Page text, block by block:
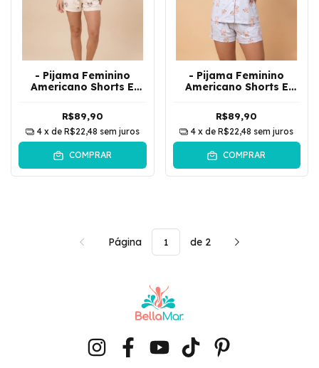
- Pijama Feminino
Americano Shorts E
| Bege
R$89,90
4 x de R$22,48 sem juros
COMPRAR
- Pijama Feminino
Americano Shorts E
Ursinhos | Azul
R$89,90
4 x deR$22,48 sem juros
COMPRAR
Página de 2